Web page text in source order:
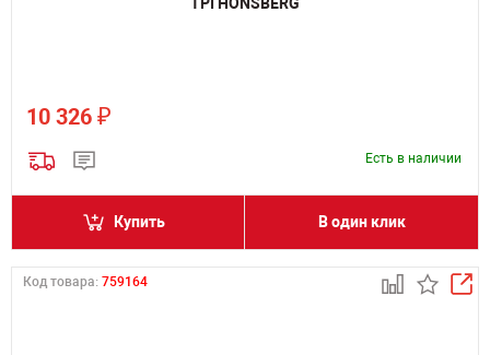
10 326 ₽
Есть в наличии
Купить В один клик
Код товара: 759164